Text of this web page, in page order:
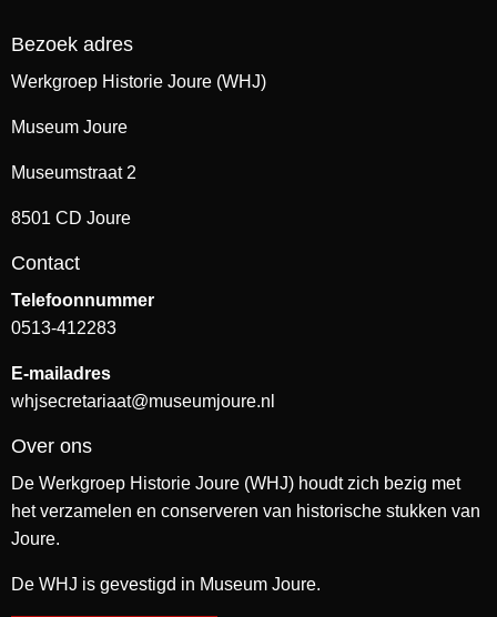
Bezoek adres
Werkgroep Historie Joure (WHJ)
Museum Joure
Museumstraat 2
8501 CD Joure
Contact
Telefoonnummer
0513-412283
E-mailadres
whjsecretariaat@museumjoure.nl
Over ons
De Werkgroep Historie Joure (WHJ) houdt zich bezig met
het verzamelen en conserveren van historische stukken van
Joure.
De WHJ is gevestigd in Museum Joure.